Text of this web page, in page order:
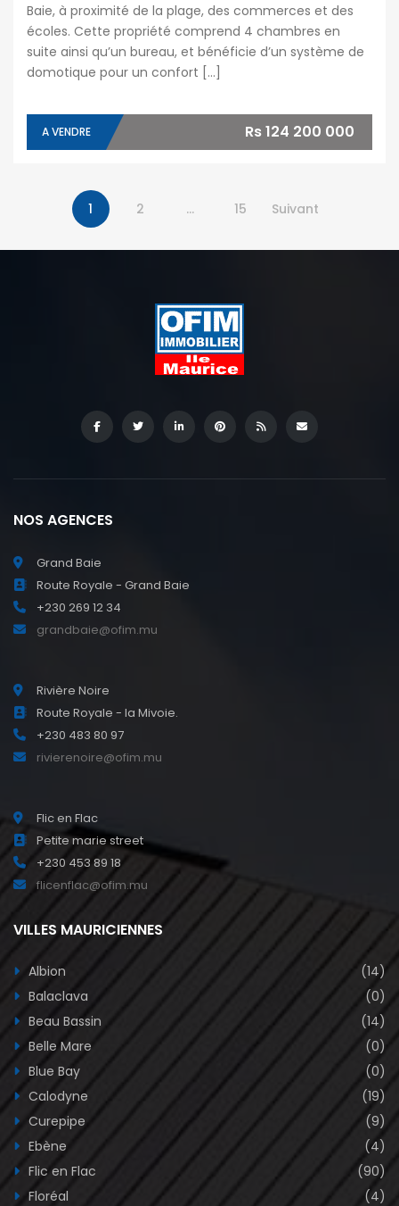
Baie, à proximité de la plage, des commerces et des
écoles. Cette propriété comprend 4 chambres en
suite ainsi qu’un bureau, et bénéficie d’un système de
domotique pour un confort […]
A VENDRE Rs 124 200 000
1 2 … 15 Suivant
NOS AGENCES
Grand Baie
Route Royale - Grand Baie
+230 269 12 34
grandbaie@ofim.mu
Rivière Noire
Route Royale - la Mivoie.
+230 483 80 97
rivierenoire@ofim.mu
Flic en Flac
Petite marie street
+230 453 89 18
flicenflac@ofim.mu
VILLES MAURICIENNES
Albion
(14)
Balaclava
(0)
Beau Bassin
(14)
Belle Mare
(0)
Blue Bay
(0)
Calodyne
(19)
Curepipe
(9)
Ebène
(4)
Flic en Flac
(90)
Floréal
(4)